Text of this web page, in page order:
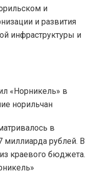
и
и развития
инфраструктуры и
в
миллиарда рублей. В
краевого бюджета.